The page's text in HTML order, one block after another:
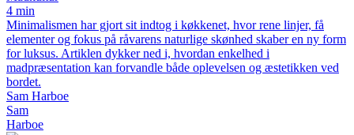
4 min
Minimalismen har gjort sit indtog i køkkenet, hvor rene linjer, få
elementer og fokus på råvarens naturlige skønhed skaber en ny form
for luksus. Artiklen dykker ned i, hvordan enkelhed i
madpræsentation kan forvandle både oplevelsen og æstetikken ved
bordet.
Sam Harboe
Sam
Harboe